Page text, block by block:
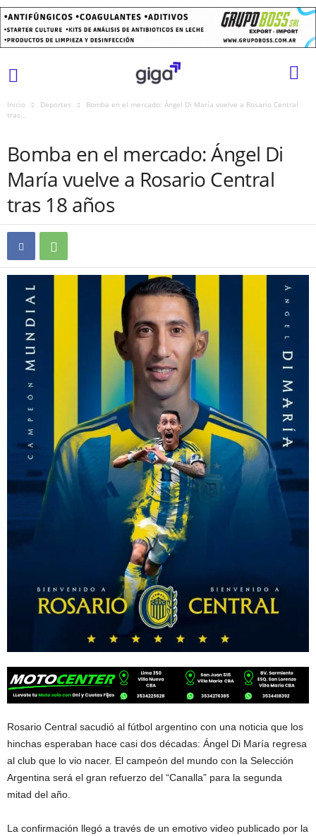
Inicio Deportes
Bomba en el mercado: Ángel Di María vuelve a Rosario Central
tras...
Bomba en el mercado: Ángel Di
María vuelve a Rosario Central
tras 18 años
Rosario Central sacudió al fútbol argentino con una noticia que los
hinchas esperaban hace casi dos décadas: Ángel Di María regresa
al club que lo vio nacer. El campeón del mundo con la Selección
Argentina será el gran refuerzo del “Canalla” para la segunda
mitad del año.
La confirmación llegó a través de un emotivo video publicado por la